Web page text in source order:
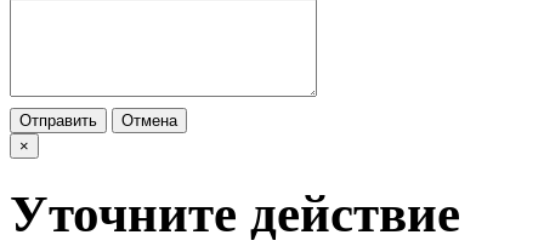
Отправить
Отмена
×
Уточните действие